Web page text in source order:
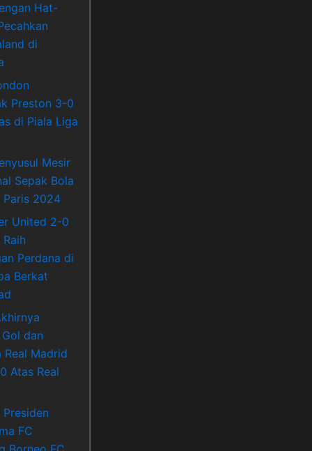
Hat-
di
Preston 3-0
di Piala Liga
Mesir
Sepak Bola
2024
United 2-0
Raih
Perdana di
Berkat
dan
Real Madrid
Atas Real
FC